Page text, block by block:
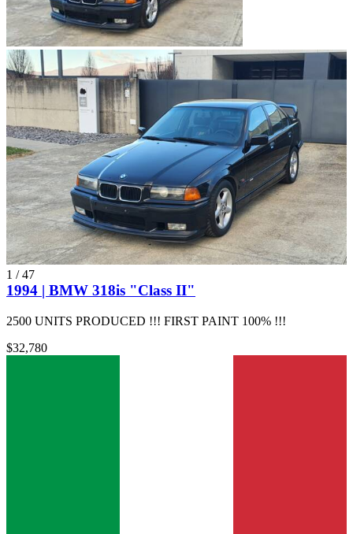
1 /47
1994 | BMW 318is "Class II"
2500 UNITS PRODUCED !!! FIRST PAINT 100% !!!
$32,780